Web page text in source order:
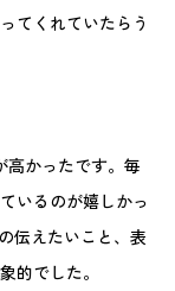
てくれていたらう
高かったです。毎
いるのが嬉しかっ
伝えたいこと、表
的でした。